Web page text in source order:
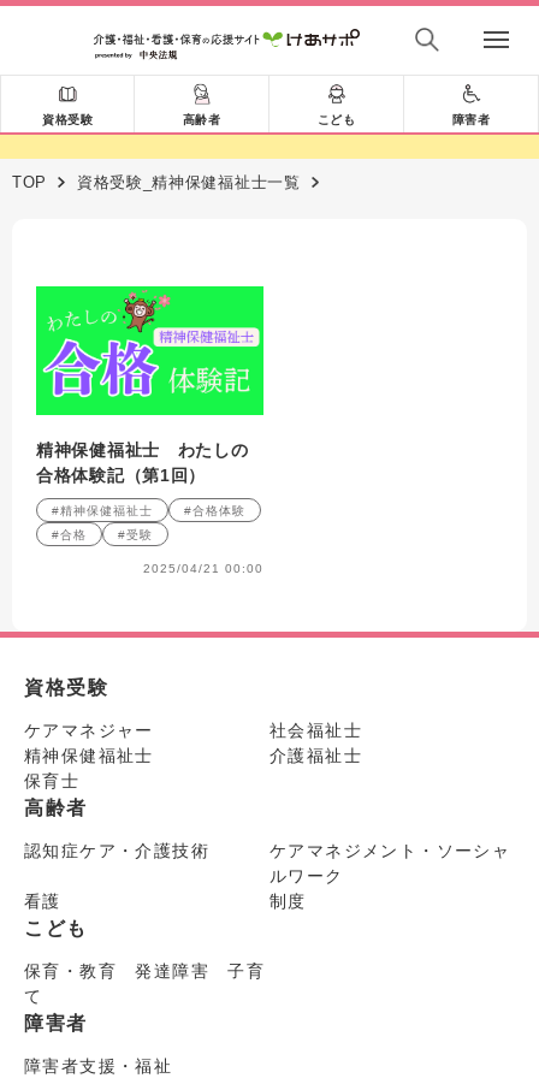
資格受験 高齢者 こども 障害者
TOP 資格受験_精神保健福祉士一覧
精神保健福祉士 わたしの
合格体験記（第1回）
#精神保健福祉士
#合格体験
#合格
#受験
2025/04/21 00:00
資格受験
ケアマネジャー
社会福祉士
精神保健福祉士
介護福祉士
保育士
高齢者
認知症ケア・介護技術
ケアマネジメント・ソーシャ
ルワーク
看護
制度
こども
保育・教育 発達障害 子育
て
障害者
障害者支援・福祉